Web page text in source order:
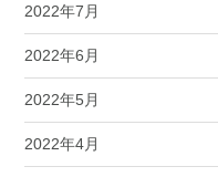
2022年7月
2022年6月
2022年5月
2022年4月